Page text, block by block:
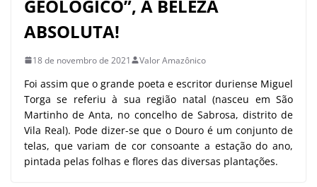
GEOLÓGICO”, A BELEZA
ABSOLUTA!
18 de novembro de 2021 Valor Amazônico
Foi assim que o grande poeta e escritor duriense Miguel
Torga se referiu à sua região natal (nasceu em São
Martinho de Anta, no concelho de Sabrosa, distrito de
Vila Real). Pode dizer-se que o Douro é um conjunto de
telas, que variam de cor consoante a estação do ano,
pintada pelas folhas e flores das diversas plantações.